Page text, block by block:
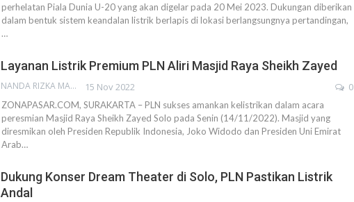
perhelatan Piala Dunia U-20 yang akan digelar pada 20 Mei 2023. Dukungan diberikan
dalam bentuk sistem keandalan listrik berlapis di lokasi berlangsungnya pertandingan,
…
Layanan Listrik Premium PLN Aliri Masjid Raya Sheikh Zayed
NANDA RIZKA MAHENDRA 15 Nov 2022 0
ZONAPASAR.COM, SURAKARTA – PLN sukses amankan kelistrikan dalam acara
peresmian Masjid Raya Sheikh Zayed Solo pada Senin (14/11/2022). Masjid yang
diresmikan oleh Presiden Republik Indonesia, Joko Widodo dan Presiden Uni Emirat
Arab…
Dukung Konser Dream Theater di Solo, PLN Pastikan Listrik
Andal